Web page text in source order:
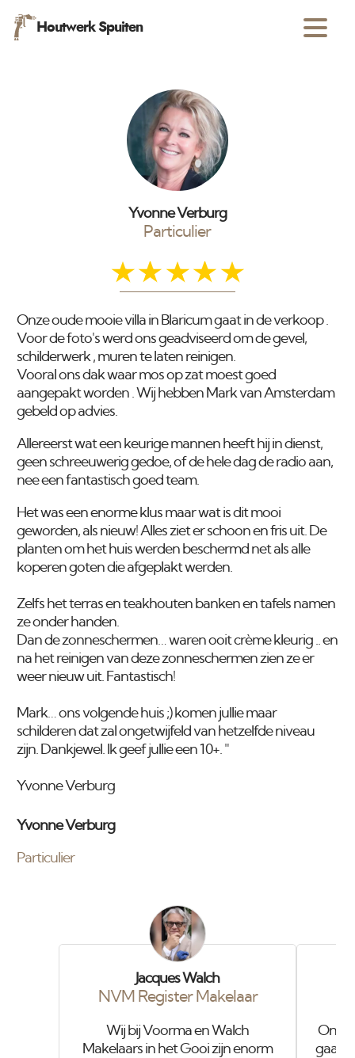
Houtwerk Spuiten
Yvonne Verburg
Particulier
Onze oude mooie villa in Blaricum gaat in de verkoop .
Voor de foto's werd ons geadviseerd om de gevel,
schilderwerk , muren te laten reinigen.
Vooral ons dak waar mos op zat moest goed
aangepakt worden . Wij hebben Mark van Amsterdam
gebeld op advies.
Allereerst wat een keurige mannen heeft hij in dienst,
geen schreeuwerig gedoe, of de hele dag de radio aan,
nee een fantastisch goed team.
Het was een enorme klus maar wat is dit mooi
geworden, als nieuw! Alles ziet er schoon en fris uit. De
planten om het huis werden beschermd net als alle
koperen goten die afgeplakt werden.
Zelfs het terras en teakhouten banken en tafels namen
ze onder handen.
Dan de zonneschermen… waren ooit crème kleurig .. en
na het reinigen van deze zonneschermen zien ze er
weer nieuw uit. Fantastisch!
Mark… ons volgende huis ;) komen jullie maar
schilderen dat zal ongetwijfeld van hetzelfde niveau
zijn. Dankjewel. Ik geef jullie een 10+. "
Yvonne Verburg
Yvonne Verburg
Particulier
Jacques Walch
NVM Register Makelaar
Wij bij Voorma en Walch
Makelaars in het Gooi zijn enorm
Onze
gaat